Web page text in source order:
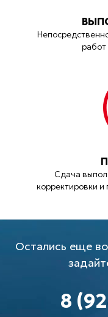
Сдача
корректировки
Остались еще
8